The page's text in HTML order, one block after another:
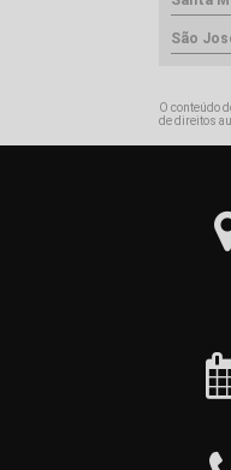
São
O conteúdo
de direitos